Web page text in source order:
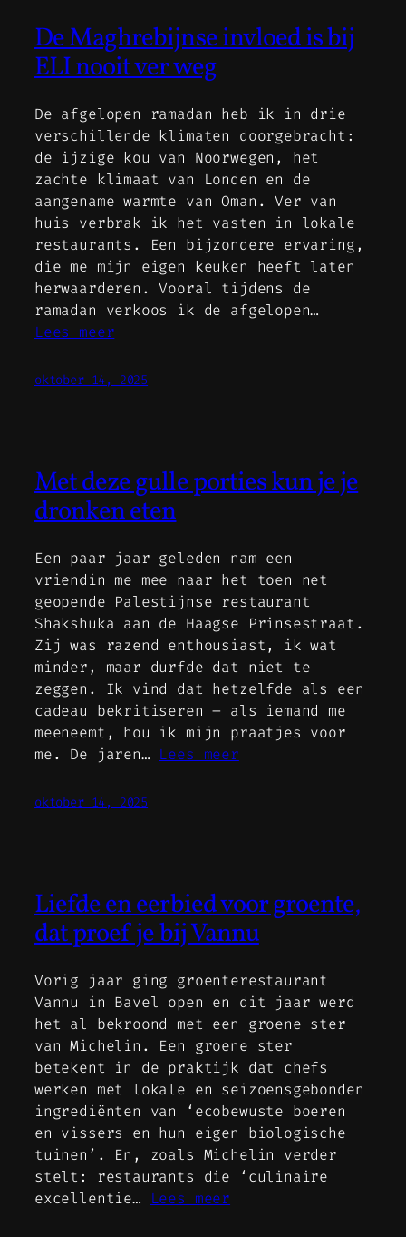
De Maghrebijnse invloed is bij
ELI nooit ver weg
De afgelopen ramadan heb ik in drie
verschillende klimaten doorgebracht:
de ijzige kou van Noorwegen, het
zachte klimaat van Londen en de
aangename warmte van Oman. Ver van
huis verbrak ik het vasten in lokale
restaurants. Een bijzondere ervaring,
die me mijn eigen keuken heeft laten
herwaarderen. Vooral tijdens de
ramadan verkoos ik de afgelopen…
Lees meer
oktober 14, 2025
Met deze gulle porties kun je je
dronken eten
Een paar jaar geleden nam een
vriendin me mee naar het toen net
geopende Palestijnse restaurant
Shakshuka aan de Haagse Prinsestraat.
Zij was razend enthousiast, ik wat
minder, maar durfde dat niet te
zeggen. Ik vind dat hetzelfde als een
cadeau bekritiseren – als iemand me
meeneemt, hou ik mijn praatjes voor
me. De jaren… Lees meer
oktober 14, 2025
Liefde en eerbied voor groente,
dat proef je bij Vannu
Vorig jaar ging groenterestaurant
Vannu in Bavel open en dit jaar werd
het al bekroond met een groene ster
van Michelin. Een groene ster
betekent in de praktijk dat chefs
werken met lokale en seizoensgebonden
ingrediënten van ‘ecobewuste boeren
en vissers en hun eigen biologische
tuinen’. En, zoals Michelin verder
stelt: restaurants die ‘culinaire
excellentie…
Lees meer